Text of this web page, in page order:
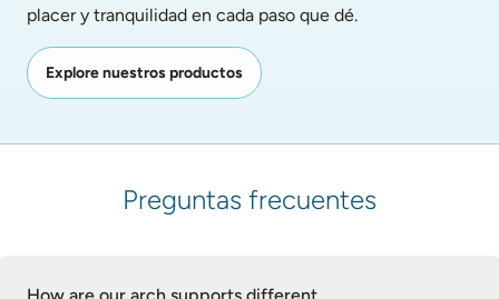
placer y tranquilidad en cada paso que dé.
Explore nuestros productos
Preguntas frecuentes